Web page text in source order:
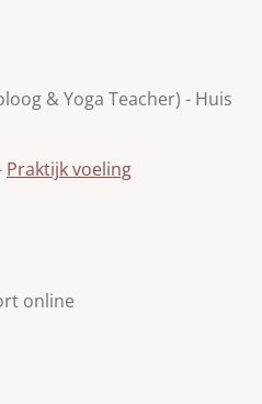
& Yoga Teacher) - Huis
Praktijk voeling
online